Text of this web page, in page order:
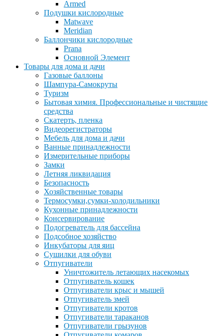
Armed
Подушки кислородные
Matwave
Meridian
Баллончики кислородные
Prana
Основной Элемент
Товары для дома и дачи
Газовые баллоны
Шампура-Самокруты
Туризм
Бытовая химия. Профессиональные и чистящие
средства
Скатерть, пленка
Видеорегистраторы
Мебель для дома и дачи
Ванные принадлежности
Измерительные приборы
Замки
Летняя ликвидация
Безопасность
Хозяйственные товары
Термосумки,сумки-холодильники
Кухонные принадлежности
Консервирование
Подогреватель для бассейна
Подсобное хозяйство
Инкубаторы для яиц
Сушилки для обуви
Отпугиватели
Уничтожитель летающих насекомых
Отпугиватель кошек
Отпугиватели крыс и мышей
Отпугиватель змей
Отпугиватели кротов
Отпугиватели тараканов
Отпугиватели грызунов